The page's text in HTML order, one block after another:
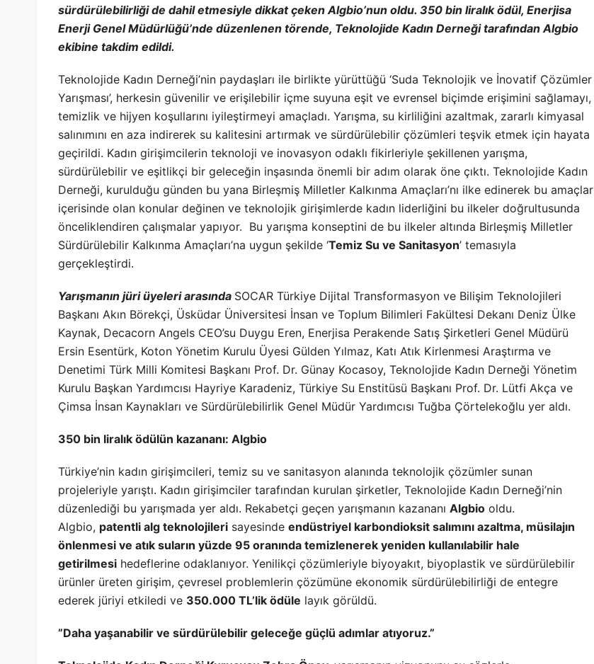
sürdürülebilirliği de dahil etmesiyle dikkat çeken Algbio’nun oldu. 350 bin liralık ödül, Enerjisa
Enerji Genel Müdürlüğü’nde düzenlenen törende, Teknolojide Kadın Derneği tarafından Algbio
ekibine takdim edildi.
Teknolojide Kadın Derneği’nin paydaşları ile birlikte yürüttüğü ‘Suda Teknolojik ve İnovatif Çözümler
Yarışması’, herkesin güvenilir ve erişilebilir içme suyuna eşit ve evrensel biçimde erişimini sağlamayı,
temizlik ve hijyen koşullarını iyileştirmeyi amaçladı. Yarışma, su kirliliğini azaltmak, zararlı kimyasal
salınımını en aza indirerek su kalitesini artırmak ve sürdürülebilir çözümleri teşvik etmek için hayata
geçirildi. Kadın girişimcilerin teknoloji ve inovasyon odaklı fikirleriyle şekillenen yarışma,
sürdürülebilir ve eşitlikçi bir geleceğin inşasında önemli bir adım olarak öne çıktı. Teknolojide Kadın
Derneği, kurulduğu günden bu yana Birleşmiş Milletler Kalkınma Amaçları’nı ilke edinerek bu amaçlar
içerisinde olan konular değinen ve teknolojik girişimlerde kadın liderliğini bu ilkeler doğrultusunda
önceliklendiren çalışmalar yapıyor. Bu yarışma konseptini de bu ilkeler altında Birleşmiş Milletler
Sürdürülebilir Kalkınma Amaçları’na uygun şekilde ‘Temiz Su ve Sanitasyon’ temasıyla
gerçekleştirdi.
Yarışmanın jüri üyeleri arasında SOCAR Türkiye Dijital Transformasyon ve Bilişim Teknolojileri
Başkanı Akın Börekçi, Üsküdar Üniversitesi İnsan ve Toplum Bilimleri Fakültesi Dekanı Deniz Ülke
Kaynak, Decacorn Angels CEO’su Duygu Eren, Enerjisa Perakende Satış Şirketleri Genel Müdürü
Ersin Esentürk, Koton Yönetim Kurulu Üyesi Gülden Yılmaz, Katı Atık Kirlenmesi Araştırma ve
Denetimi Türk Milli Komitesi Başkanı Prof. Dr. Günay Kocasoy, Teknolojide Kadın Derneği Yönetim
Kurulu Başkan Yardımcısı Hayriye Karadeniz, Türkiye Su Enstitüsü Başkanı Prof. Dr. Lütfi Akça ve
Çimsa İnsan Kaynakları ve Sürdürülebilirlik Genel Müdür Yardımcısı Tuğba Çörtelekoğlu yer aldı.
350 bin liralık ödülün kazananı: Algbio
Türkiye’nin kadın girişimcileri, temiz su ve sanitasyon alanında teknolojik çözümler sunan
projeleriyle yarıştı. Kadın girişimciler tarafından kurulan şirketler, Teknolojide Kadın Derneği’nin
düzenlediği bu yarışmada yer aldı. Rekabetçi geçen yarışmanın kazananı Algbio oldu.
Algbio, patentli alg teknolojileri sayesinde endüstriyel karbondioksit salımını azaltma, müsilajın
önlenmesi ve atık suların yüzde 95 oranında temizlenerek yeniden kullanılabilir hale
getirilmesi hedeflerine odaklanıyor. Yenilikçi çözümleriyle biyoyakıt, biyoplastik ve sürdürülebilir
ürünler üreten girişim, çevresel problemlerin çözümüne ekonomik sürdürülebilirliği de entegre
ederek jüriyi etkiledi ve 350.000 TL’lik ödüle layık görüldü.
”Daha yaşanabilir ve sürdürülebilir geleceğe güçlü adımlar atıyoruz.”